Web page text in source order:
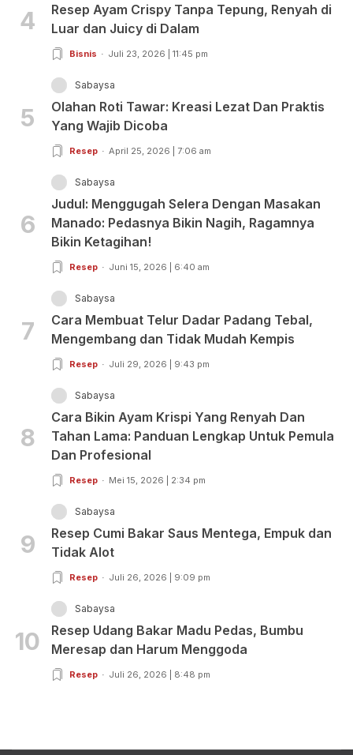
4
Resep Ayam Crispy Tanpa Tepung, Renyah di
Luar dan Juicy di Dalam
Bisnis Juli 23, 2026 | 11:45 pm
5
Sabaysa
Olahan Roti Tawar: Kreasi Lezat Dan Praktis
Yang Wajib Dicoba
Resep April 25, 2026 | 7:06 am
6
Sabaysa
Judul: Menggugah Selera Dengan Masakan
Manado: Pedasnya Bikin Nagih, Ragamnya
Bikin Ketagihan!
Resep Juni 15, 2026 | 6:40 am
7
Sabaysa
Cara Membuat Telur Dadar Padang Tebal,
Mengembang dan Tidak Mudah Kempis
Resep Juli 29, 2026 | 9:43 pm
8
Sabaysa
Cara Bikin Ayam Krispi Yang Renyah Dan
Tahan Lama: Panduan Lengkap Untuk Pemula
Dan Profesional
Resep Mei 15, 2026 | 2:34 pm
9
Sabaysa
Resep Cumi Bakar Saus Mentega, Empuk dan
Tidak Alot
Resep Juli 26, 2026 | 9:09 pm
10
Sabaysa
Resep Udang Bakar Madu Pedas, Bumbu
Meresap dan Harum Menggoda
Resep Juli 26, 2026 | 8:48 pm